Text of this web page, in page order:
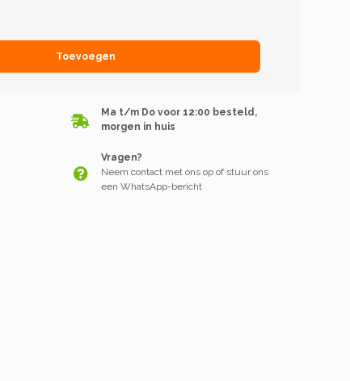
Toevoegen
Ma t/m Do voor 12:00 besteld,
morgen in huis
Vragen?
Neem contact met ons op of stuur ons
een WhatsApp-bericht